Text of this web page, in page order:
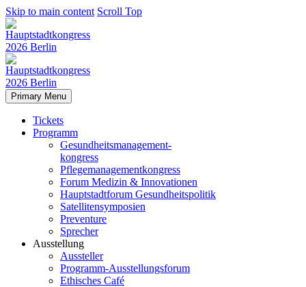
Skip to main content Scroll Top
Primary Menu
Tickets
Programm
Gesundheitsmanagement-
kongress
Pflegemanagementkongress
Forum Medizin & Innovationen
Hauptstadtforum Gesundheitspolitik
Satellitensymposien
Preventure
Sprecher
Ausstellung
Aussteller
Programm-Ausstellungsforum
Ethisches Café